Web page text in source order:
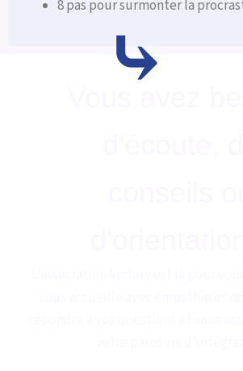
8 pas pour surmonter la
⤷